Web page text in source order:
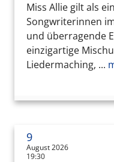
Miss Allie gilt als
Songwriterinnen
und überragende
einzigartige
Liedermaching, ...
9
August 2026
19:30